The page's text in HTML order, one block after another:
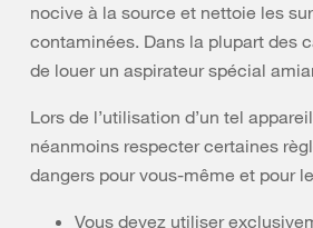
nocive à la source et nettoie les
contaminées. Dans la plupart des
de louer un aspirateur spécial
Lors de l’utilisation d’un tel
néanmoins respecter certaines
dangers pour vous-même et pour
Vous devez utiliser